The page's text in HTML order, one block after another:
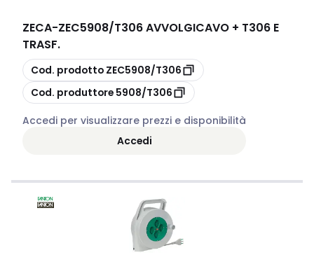
ZECA-ZEC5908/T306 AVVOLGICAVO + T306 E
TRASF.
copia
Cod. prodotto ZEC5908/T306
copia
Cod. produttore 5908/T306
Accedi per visualizzare prezzi e disponibilità
Accedi